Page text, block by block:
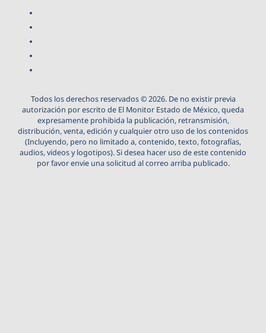
Todos los derechos reservados © 2026. De no existir previa
autorización por escrito de El Monitor Estado de México, queda
expresamente prohibida la publicación, retransmisión,
distribución, venta, edición y cualquier otro uso de los contenidos
(Incluyendo, pero no limitado a, contenido, texto, fotografías,
audios, videos y logotipos). Si desea hacer uso de este contenido
por favor envie una solicitud al correo arriba publicado.